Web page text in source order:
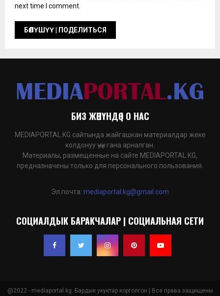
next time I comment.
БИЗ ЖӨНҮНДӨ | О НАС
MEDIAPORTAL.KG сайтында жайгашкан материалдар жеке
колдонуу үчүн гана арналган.
Материалы, размещенные на сайте MEDIAPORTAL.KG,
предназначены только для персонального пользования.
Эл.почта: mediaportal.kg@gmail.com
СОЦИАЛДЫК БАРАКЧАЛАР | СОЦИАЛЬНАЯ СЕТИ
@2022 - mediaportal.kg. Бардык укуктар корголгон | Все права защищены